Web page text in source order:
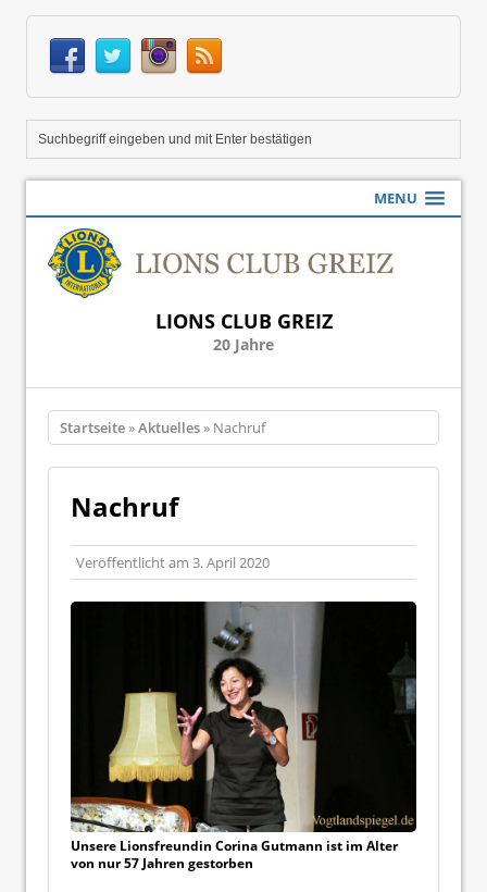
MENU
LIONS CLUB GREIZ
20 Jahre
Startseite»Aktuelles» Nachruf
Nachruf
Veröffentlicht am 3. April 2020
Unsere Lionsfreundin Corina Gutmann ist im Alter
von nur 57 Jahren gestorben